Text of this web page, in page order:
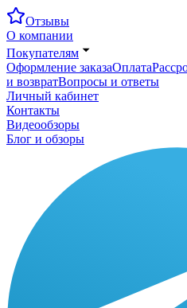
Отзывы
О компании
Покупателям
Оформление заказаОплата
и возвратВопросы и ответы
Личный кабинет
Контакты
Видеообзоры
Блог и обзоры